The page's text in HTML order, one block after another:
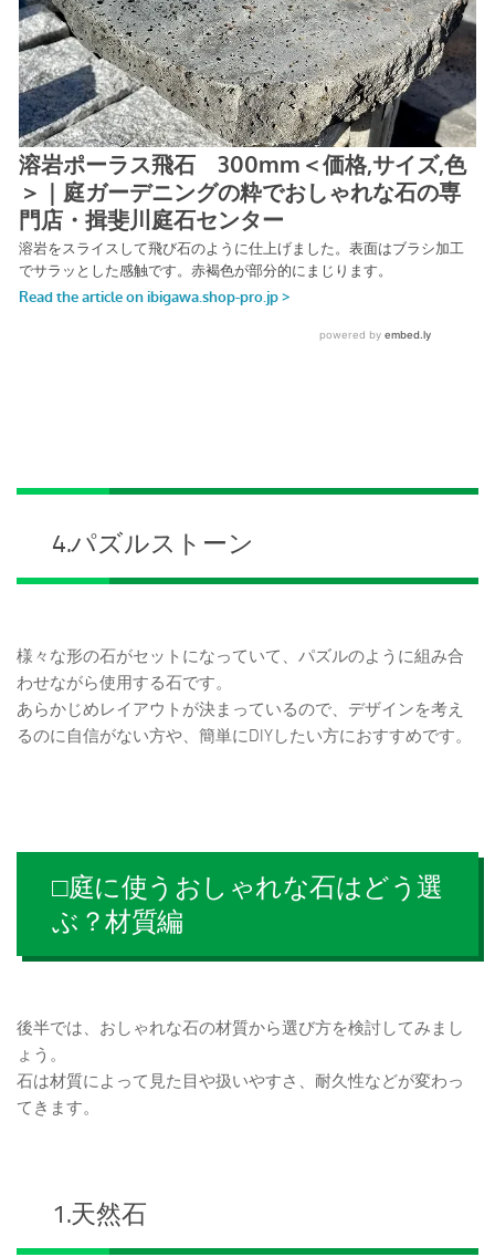
4.パズルストーン
様々な形の石がセットになっていて、パズルのように組み合
わせながら使用する石です。
あらかじめレイアウトが決まっているので、デザインを考え
るのに自信がない方や、簡単にDIYしたい方におすすめです。
□庭に使うおしゃれな石はどう選
ぶ？材質編
後半では、おしゃれな石の材質から選び方を検討してみまし
ょう。
石は材質によって見た目や扱いやすさ、耐久性などが変わっ
てきます。
1.天然石